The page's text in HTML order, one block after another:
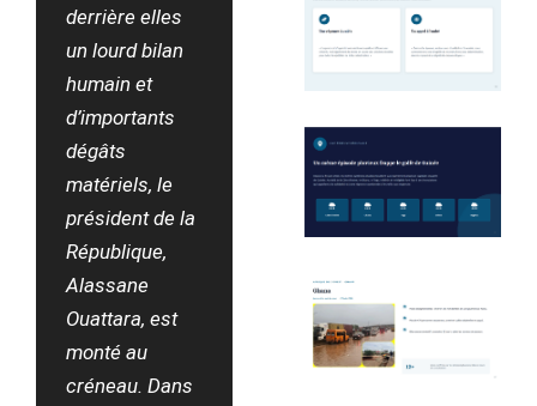
derrière elles
un lourd bilan
humain et
d’importants
dégâts
matériels, le
président de la
République,
Alassane
Ouattara, est
monté au
créneau. Dans